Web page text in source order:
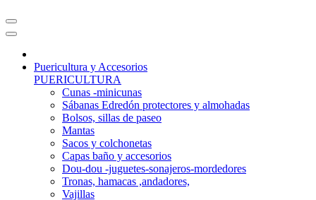
Puericultura y Accesorios
PUERICULTURA
Cunas -minicunas
Sábanas Edredón protectores y almohadas
Bolsos, sillas de paseo
Mantas
Sacos y colchonetas
Capas baño y accesorios
Dou-dou -juguetes-sonajeros-mordedores
Tronas, hamacas ,andadores,
Vajillas